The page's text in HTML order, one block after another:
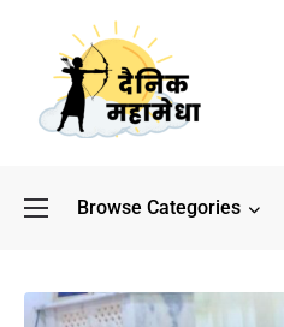
Browse Categories